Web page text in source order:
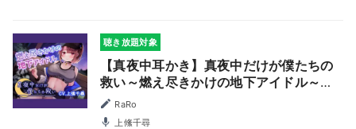
聴き放題対象
【真夜中耳かき】真夜中だけが僕たちの
救い～燃え尽きかけの地下アイドル～
【CV.上絛千尋】
RaRo
上絛千尋